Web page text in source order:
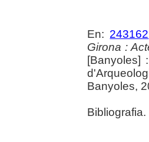
En: 243162
Girona :
[Banyoles]
Banyoles,
Bibliografia.